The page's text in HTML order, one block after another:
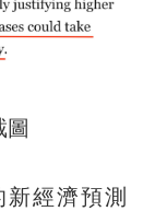
經濟預測